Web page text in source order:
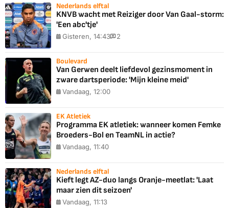
Nederlands elftal
KNVB wacht met Reiziger door Van Gaal-storm:
'Een abc'tje'
Gisteren, 14:43 2
Boulevard
Van Gerwen deelt liefdevol gezinsmoment in
zware dartsperiode: 'Mijn kleine meid'
Vandaag, 12:00
EK Atletiek
Programma EK atletiek: wanneer komen Femke
Broeders-Bol en TeamNL in actie?
Vandaag, 11:40
Nederlands elftal
Kieft legt AZ-duo langs Oranje-meetlat: 'Laat
maar zien dit seizoen'
Vandaag, 11:13